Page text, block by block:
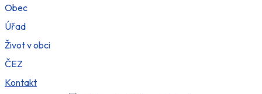
Obec
Úřad
Život v obci
ČEZ
Kontakt